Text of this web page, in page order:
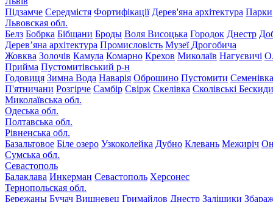
Підзамче Середмістя Фортифікації Дерев'яна архітектура Парки
Львовская обл.
Белз Бобрка Бібщани Броды Воля Висоцька Городок Днестр
Дерев’яна архітектура Промисловість Музеї Дрогобича
Жовква Золочів Камула Комарно Крехов Миколаїв Нагуєвичі
Прийма Пустомитівський р-н
Годовиця Зимна Вода Наварія Оброшино Пустомити Семенівка
П'ятничани Розгірче Самбір Свірж Скелівка Сколівські Бескиди
Миколаївська обл.
Одеська обл.
Полтавська обл.
Рівненська обл.
Базальтовое Біле озеро Узкоколейка Дубно Клевань Межиріч
Сумська обл.
Севастополь
Балаклава Инкерман Севастополь Херсонес
Тернопольская обл.
Бережаны Бучач Вишневец Гримайлов Днестр Заліщики